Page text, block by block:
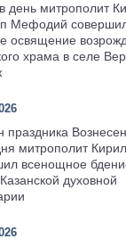
день митрополит
Мефодий
освящение
храма в селе
праздника
митрополит
всенощное
духовной